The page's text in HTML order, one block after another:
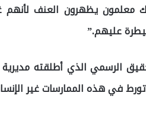
معلمون يظهرون العنف لأنهم
عليهم.”
الرسمي الذي أطلقته
في هذه الممارسات غير